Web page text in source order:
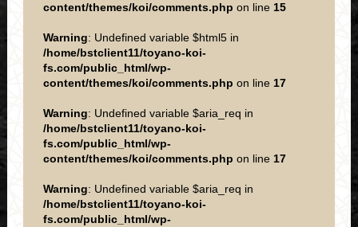
content/themes/koi/comments.php on line 15
Warning: Undefined variable $html5 in
/home/bstclient11/toyano-koi-
fs.com/public_html/wp-
content/themes/koi/comments.php on line 17
Warning: Undefined variable $aria_req in
/home/bstclient11/toyano-koi-
fs.com/public_html/wp-
content/themes/koi/comments.php on line 17
Warning: Undefined variable $aria_req in
/home/bstclient11/toyano-koi-
fs.com/public_html/wp-